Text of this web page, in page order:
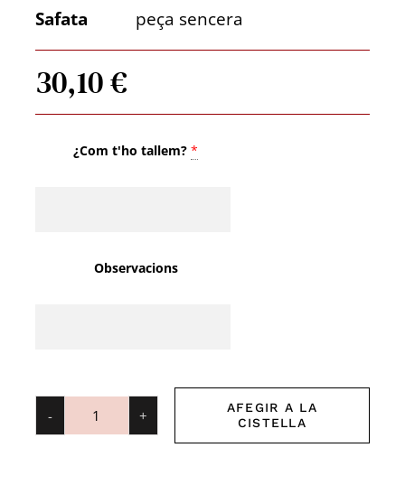
Safata peça sencera
30,10€
¿Com t'ho tallem? *
Observacions
quantitat
AFEGIR A LA
CISTELLA